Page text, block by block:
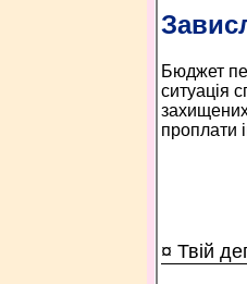
Бюджет
ситуація
захищених
проплати
¤ Твій